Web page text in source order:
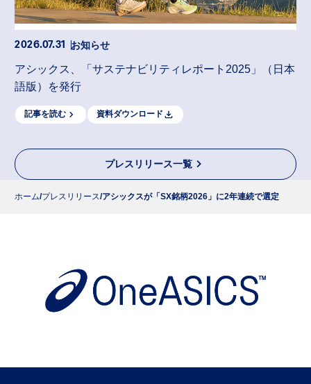
2026.07.31 お知らせ
アシックス、「サステナビリティレポート2025」（日本
語版）を発行
記事を読む 資料ダウンロード
プレスリリース一覧
ホーム プレスリリース アシックスが「SX銘柄2026」に2年連続で選定